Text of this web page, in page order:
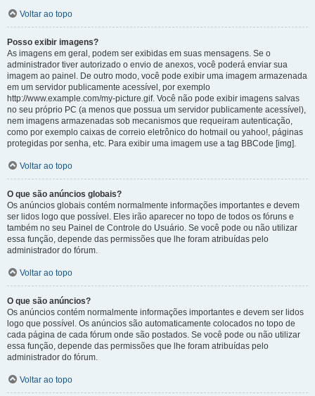
Voltar ao topo
Posso exibir imagens?
As imagens em geral, podem ser exibidas em suas mensagens. Se o
administrador tiver autorizado o envio de anexos, você poderá enviar sua
imagem ao painel. De outro modo, você pode exibir uma imagem armazenada
em um servidor publicamente acessível, por exemplo
http://www.example.com/my-picture.gif. Você não pode exibir imagens salvas
no seu próprio PC (a menos que possua um servidor publicamente acessível),
nem imagens armazenadas sob mecanismos que requeiram autenticação,
como por exemplo caixas de correio eletrônico do hotmail ou yahoo!, páginas
protegidas por senha, etc. Para exibir uma imagem use a tag BBCode [img].
Voltar ao topo
O que são anúncios globais?
Os anúncios globais contém normalmente informações importantes e devem
ser lidos logo que possível. Eles irão aparecer no topo de todos os fóruns e
também no seu Painel de Controle do Usuário. Se você pode ou não utilizar
essa função, depende das permissões que lhe foram atribuídas pelo
administrador do fórum.
Voltar ao topo
O que são anúncios?
Os anúncios contém normalmente informações importantes e devem ser lidos
logo que possível. Os anúncios são automaticamente colocados no topo de
cada página de cada fórum onde são postados. Se você pode ou não utilizar
essa função, depende das permissões que lhe foram atribuídas pelo
administrador do fórum.
Voltar ao topo